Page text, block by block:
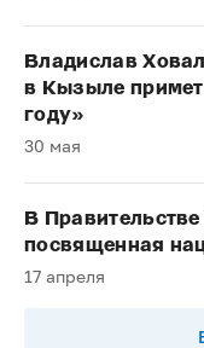
Владислав
в Кызыле
году»
30 мая
В
посвященная
17 апреля